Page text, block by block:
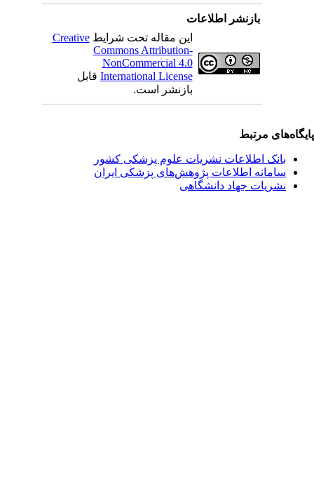
بازنشر اطلاعات
این مقاله تحت شرایطCreative
Commons Attribution-
NonCommercial 4.0
International Licenseقابل
بازنشر است.
مرتبط
بانک اطلاعات نشریات علوم پزشکی کشور
سامانه اطلاعات پژوهش‌های پزشکی ایران
نشریات جهاد دانشگاهی